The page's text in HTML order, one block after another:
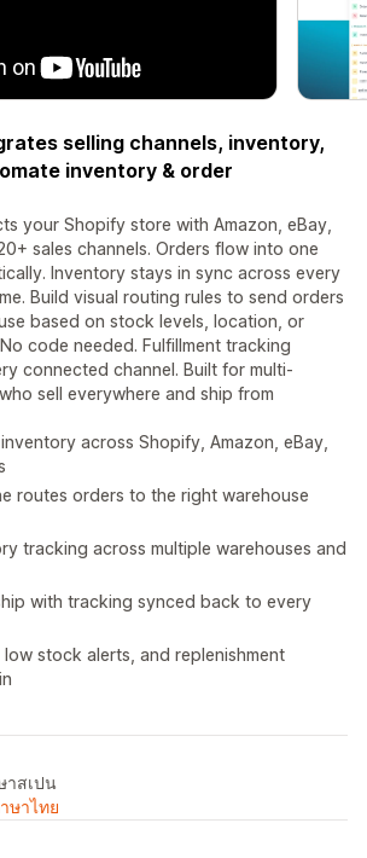
selling channels, inventory,
inventory & order
your Shopify store with Amazon, eBay,
sales channels. Orders flow into one
Inventory stays in sync across every
Build visual routing rules to send orders
based on stock levels, location, or
code needed. Fulfillment tracking
connected channel. Built for multi-
sell everywhere and ship from
across Shopify, Amazon, eBay,
routes orders to the right warehouse
tracking across multiple warehouses and
with tracking synced back to every
low stock alerts, and replenishment
าสเปน
ษาไทย